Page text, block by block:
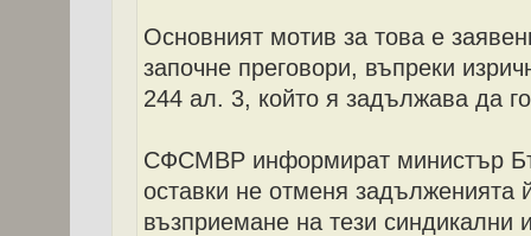
Основният мотив за това е
започне преговори, въпреки
244 ал. 3, който я задължава да
СФСМВР информират министър
оставки не отменя задълженията
възприемане на тези синдикални